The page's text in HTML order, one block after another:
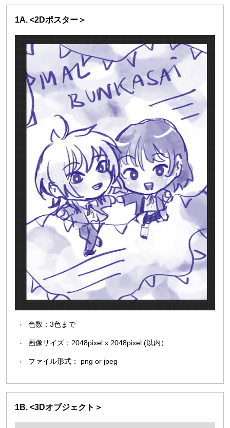
1A. <2Dポスター＞
色数：3色まで
画像サイズ：2048pixel x 2048pixel (以内）
ファイル形式： png or jpeg
1B. <3Dオブジェクト＞